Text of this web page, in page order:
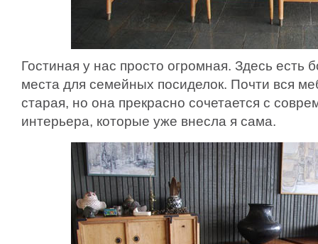
Гостиная у нас просто огромная. Здесь есть
места для семейных посиделок. Почти вся
старая, но она прекрасно сочетается с
интерьера, которые уже внесла я сама.